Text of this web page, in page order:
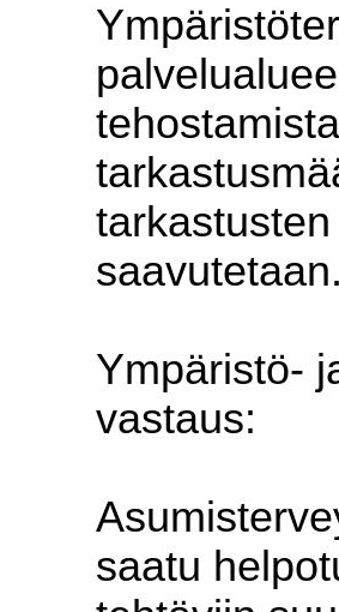
Ympäristö-
vastaus:
saatu